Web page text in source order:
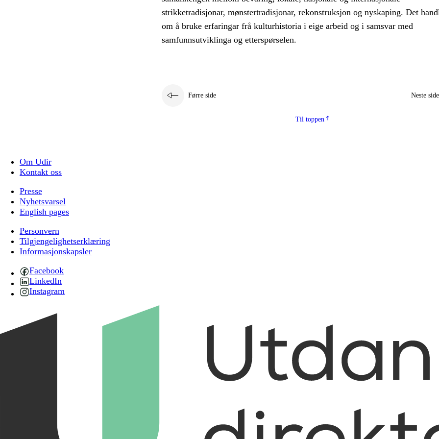
strikketradisjonar, mønstertradisjonar, rekonstruksjon og nyskaping. Det
om å bruke erfaringar frå kulturhistoria i eige arbeid og i samsvar med
samfunnsutviklinga og etterspørselen.
Førre side Neste side
Til toppen
Om Udir
Kontakt oss
Presse
Nyhetsvarsel
English pages
Personvern
Tilgjengelighetserklæring
Informasjonskapsler
Facebook
LinkedIn
Instagram